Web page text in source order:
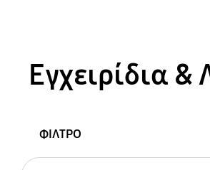
Εγχειρίδια &
ΦΙΛΤΡΟ